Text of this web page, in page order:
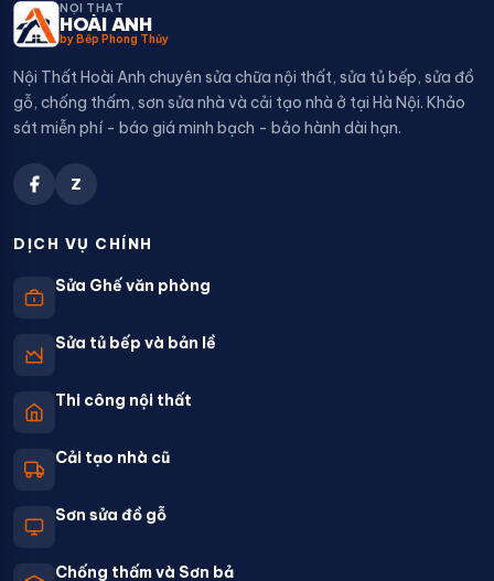
NỘI THẤT
HOÀI ANH
by Bếp Phong Thủy
Nội Thất Hoài Anh chuyên sửa chữa nội thất, sửa tủ bếp, sửa đồ
gỗ, chống thấm, sơn sửa nhà và cải tạo nhà ở tại Hà Nội. Khảo
sát miễn phí - báo giá minh bạch - bảo hành dài hạn.
Z
DỊCH VỤ CHÍNH
Sửa Ghế văn phòng
Sửa tủ bếp và bản lề
Thi công nội thất
Cải tạo nhà cũ
Sơn sửa đồ gỗ
Chống thấm và Sơn bả